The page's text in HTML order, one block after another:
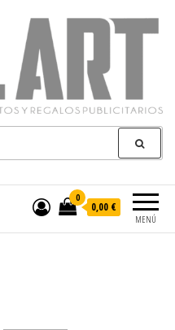
Especialistas en textil publicitario y regalos
personalizados en móstoles
MENÚ
0
0,00 €